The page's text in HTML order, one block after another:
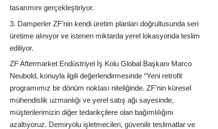
tasarımını gerçekleştiriyor.
Damperler ZF’nin kendi üretim planları doğrultusunda seri
üretime alınıyor ve istenen miktarda yerel lokasyonda teslim
ediliyor.
ZF Aftermarket Endüstriyel İş Kolu Global Başkanı Marco
Neubold, konuyla ilgili değerlendirmesinde “Yeni retrofit
programımız bir dönüm noktası niteliğinde. ZF’nin küresel
mühendislik uzmanlığı ve yerel satış ağı sayesinde,
müşterilerimizin diğer tedarikçilere olan bağımlılığını
azaltıyoruz. Demiryolu işletmecileri, güvenilir teslimatlar ve